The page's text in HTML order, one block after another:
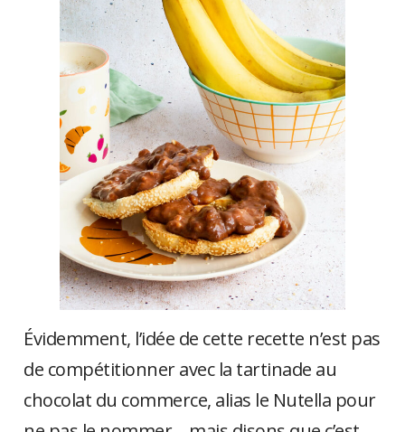
Évidemment, l’idée de cette recette n’est pas
de compétitionner avec la tartinade au
chocolat du commerce, alias le Nutella pour